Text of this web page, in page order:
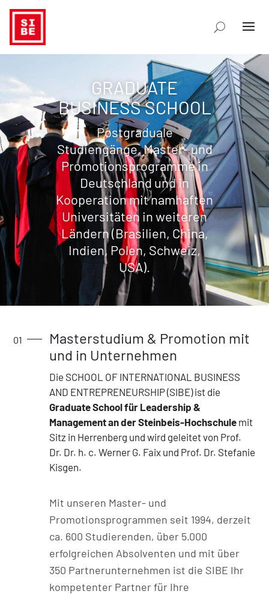
GRADUATE
BUSINESS SCHOOL
Postgraduale
Studiengänge, Master- und
Promotionsprogramme in
Deutschland und in
Kooperation mit namhaften
Universitäten in weiteren
Ländern (Brasilien, China,
Indien, Polen, Schweiz,
USA).
Masterstudium & Promotion mit
und in Unternehmen
Die SCHOOL OF INTERNATIONAL BUSINESS
AND ENTREPRENEURSHIP (SIBE) ist die
Graduate School für Leadership &
Management an der Steinbeis-Hochschule mit
Sitz in Herrenberg und wird geleitet von Prof.
Dr. Dr. h. c. Werner G. Faix und Prof. Dr. Stefanie
Kisgen.
Mit unseren Master- und
Promotionsprogrammen seit 1994, derzeit
ca. 600 Studierenden, über 5.000
erfolgreichen Absolventen und mit über
350 Partnerunternehmen ist die SIBE Ihr
kompetenter Partner für Ihre